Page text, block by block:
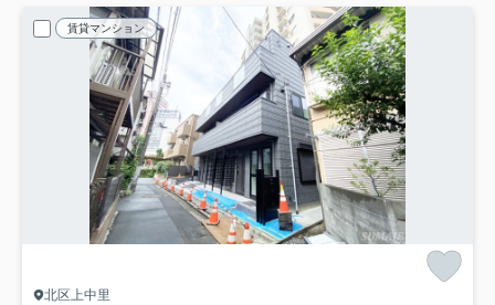
賃貸マンション
北区上中里